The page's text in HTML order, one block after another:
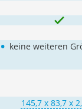
• keine weiteren
145,7 x 83,7 x